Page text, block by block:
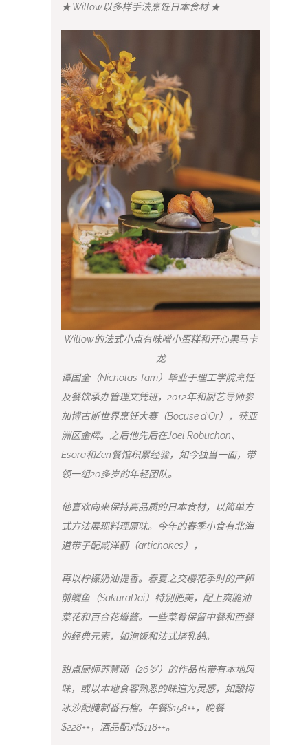
★ Willow以多样手法烹饪日本食材 ★
Willow的法式小点有味噌小蛋糕和开心果马卡
龙
谭国全（Nicholas Tam）毕业于理工学院烹饪
及餐饮承办管理文凭班，2012年和厨艺导师参
加博古斯世界烹饪大赛（Bocuse d’Or），获亚
洲区金牌。之后他先后在Joel Robuchon、
Esora和Zen餐馆积累经验，如今独当一面，带
领一组20多岁的年轻团队。
他喜欢向来保持高品质的日本食材，以简单方
式方法展现料理原味。今年的春季小食有北海
道带子配咸洋蓟（artichokes），
再以柠檬奶油提香。春夏之交樱花季时的产卵
前鲷鱼（SakuraDai）特别肥美，配上爽脆油
菜花和百合花瓣酱。一些菜肴保留中餐和西餐
的经典元素，如泡饭和法式烧乳鸽。
甜点厨师苏慧珊（26岁）的作品也带有本地风
味，或以本地食客熟悉的味道为灵感，如酸梅
冰沙配腌制番石榴。午餐$158++，晚餐
$228++，酒品配对$118++。